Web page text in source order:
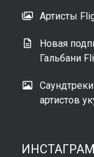
Артисты
Новая
Гальбани
артистов
ИНСТАГРАМ